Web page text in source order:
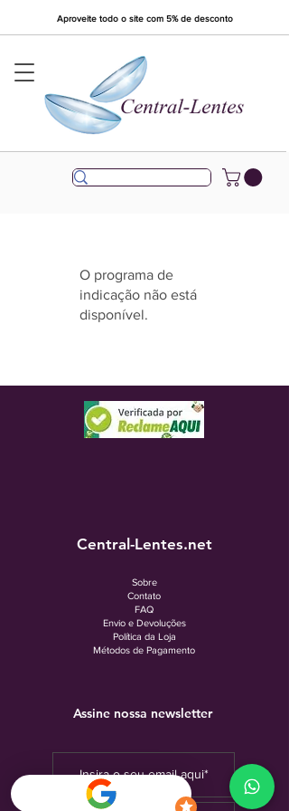
Aproveite todo o site com 5% de desconto
O programa de
indicação não está
disponível.
Central-Lentes.net
Sobre
Contato
FAQ
Envio e Devoluções
Política da Loja
Métodos de Pagamento
Assine nossa newsletter